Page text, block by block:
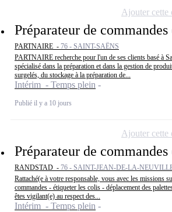
Préparateur de
PARTNAIRE - 76 - SAINT-SAËNS
PARTNAIRE recherche pour l'un de ses clients basé à
spécialisé dans la préparation et dans la gestion de
surgelés, du stockage à la préparation de...
Intérim - Temps plein
Publié il y a 10 jours
Ajouter cette
Préparateur de
RANDSTAD - 76 - SAINT-JEAN-DE-LA-
Rattaché(e à votre responsable, vous avec les missions
commandes - étiqueter les colis - déplacement des
êtes vigilant(e) au respect des...
Intérim - Temps plein
Ajouter cette